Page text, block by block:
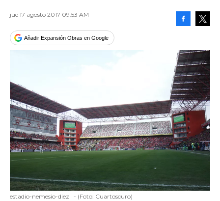
jue 17 agosto 2017 09:53 AM
Añadir Expansión Obras en Google
estadio-nemesio-diez - (Foto: Cuartoscuro)